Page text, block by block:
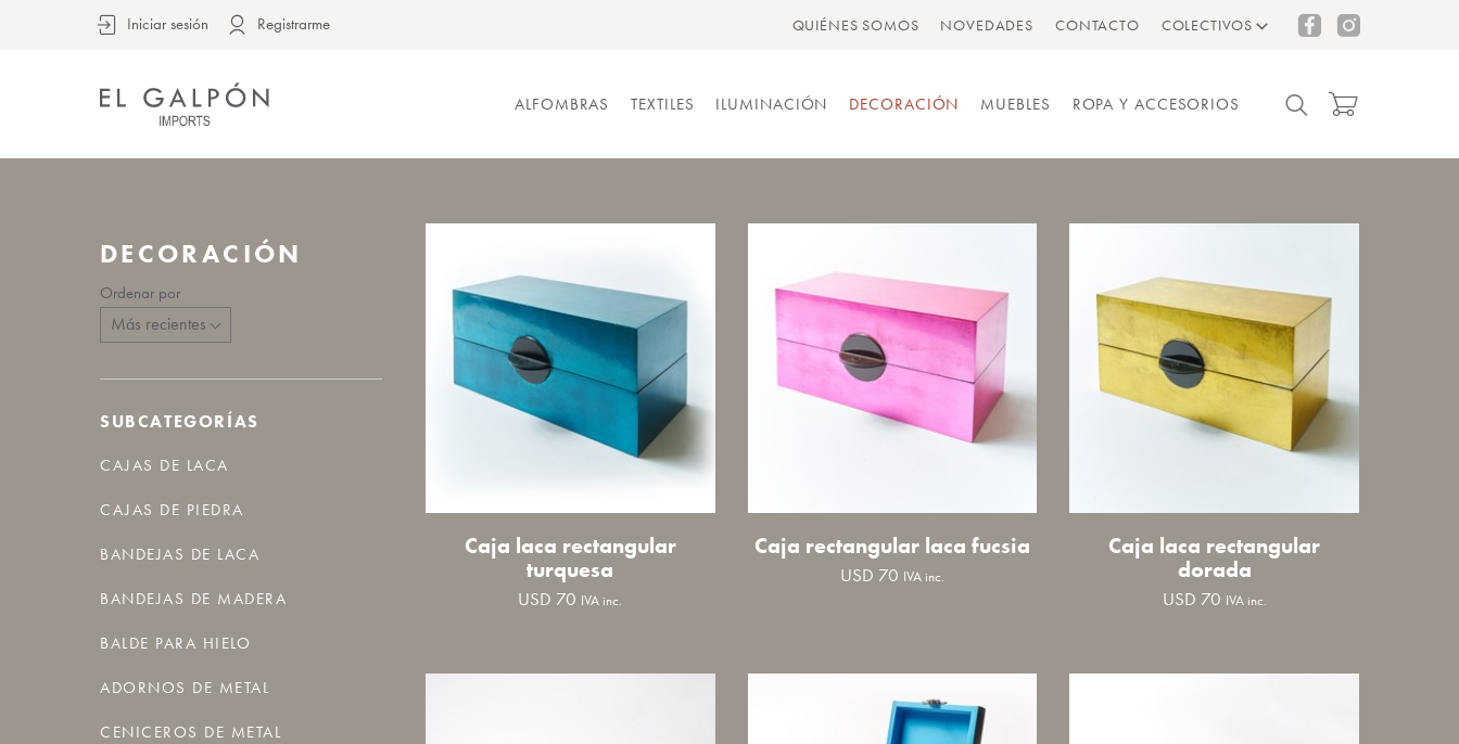
Iniciar sesión Registrarme QUIÉNES SOMOS NOVEDADES CONTACTO COLECTIVOS
ALFOMBRAS TEXTILES ILUMINACIÓN DECORACIÓN MUEBLES ROPA Y ACCESORIOS
DECORACIÓN
Ordenar por
SUBCATEGORÍAS
CAJAS DE LACA
CAJAS DE PIEDRA
BANDEJAS DE LACA
BANDEJAS DE MADERA
BALDE PARA HIELO
ADORNOS DE METAL
CENICEROS DE METAL
Caja laca rectangular
turquesa
USD 70 IVA inc.
Caja rectangular laca fucsia
USD 70 IVA inc.
Caja laca rectangular
dorada
USD 70 IVA inc.